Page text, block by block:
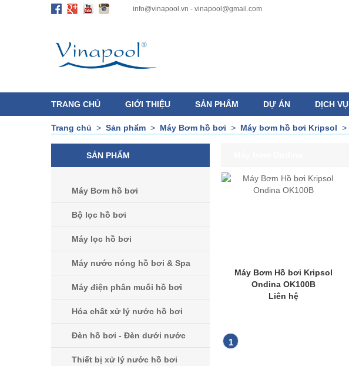
info@vinapool.vn - vinapool@gmail.com
TRANG CHỦ GIỚI THIỆU SẢN PHẨM DỰ ÁN DỊCH VỤ
Trang chủ > Sản phẩm > Máy Bơm hồ bơi > Máy bơm hồ bơi Kripsol >
SẢN PHẨM
Máy Bơm hồ bơi
Bộ lọc hồ bơi
Máy lọc hồ bơi
Máy nước nóng hồ bơi & Spa
Máy điện phân muối hồ bơi
Hóa chất xử lý nước hồ bơi
Đèn hồ bơi - Đèn dưới nước
Thiết bị xử lý nước hồ bơi
Máy Bơm Hồ bơi Kripsol
Ondina OK100B
Liên hệ
1